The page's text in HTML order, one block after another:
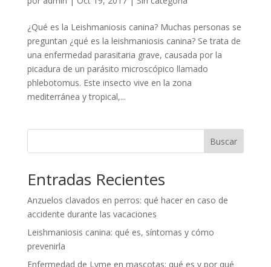
¿Qué es la Leishmaniosis canina? Muchas personas se
preguntan ¿qué es la leishmaniosis canina? Se trata de
una enfermedad parasitaria grave, causada por la
picadura de un parásito microscópico llamado
phlebotomus. Este insecto vive en la zona
mediterránea y tropical,...
Buscar
Entradas Recientes
Anzuelos clavados en perros: qué hacer en caso de
accidente durante las vacaciones
Leishmaniosis canina: qué es, síntomas y cómo
prevenirla
Enfermedad de Lyme en mascotas: qué es y por qué